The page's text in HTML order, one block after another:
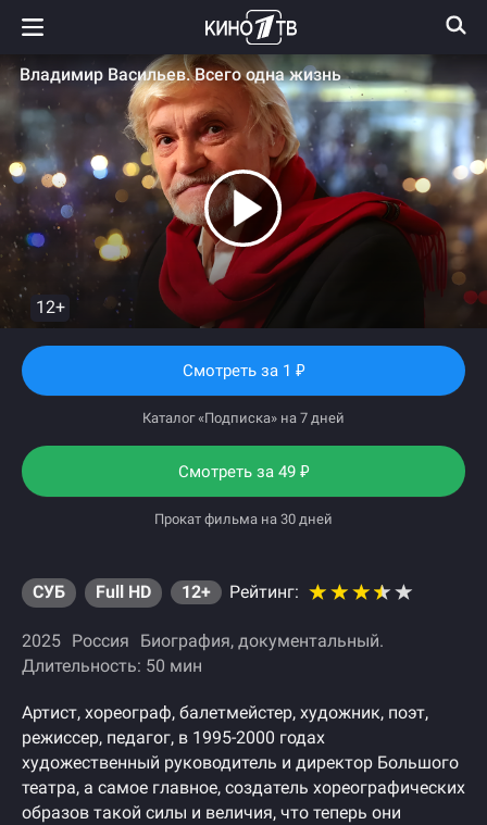
Владимир Васильев. Всего одна жизнь
12+
Смотреть за 1 ₽
Каталог «Подписка» на 7 дней
Смотреть за 49 ₽
Прокат фильма на 30 дней
СУБ Full HD 12+ Рейтинг:
2025 Россия Биография документальный
Длительность: 50 мин
Артист, хореограф, балетмейстер, художник, поэт,
режиссер, педагог, в 1995-2000 годах
художественный руководитель и директор Большого
театра, а самое главное, создатель хореографических
образов такой силы и величия, что теперь они